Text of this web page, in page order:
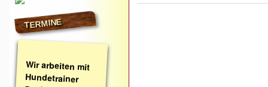
TERMINE
Wir arbeiten mit
Hundetrainer
David Weth von
canis intellectus